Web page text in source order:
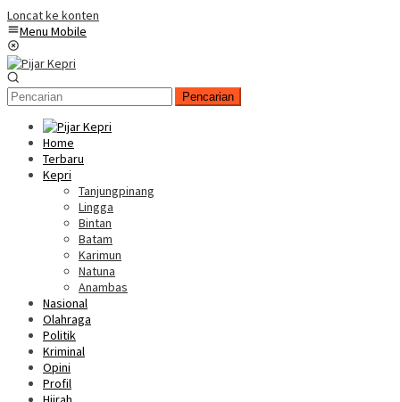
Loncat ke konten
Menu Mobile
Pencarian
Home
Terbaru
Kepri
Tanjungpinang
Lingga
Bintan
Batam
Karimun
Natuna
Anambas
Nasional
Olahraga
Politik
Kriminal
Opini
Profil